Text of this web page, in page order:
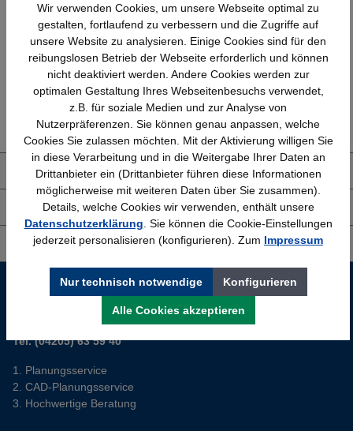
Schnelle Lieferung
Bundesweit
Topmarken
Faire Preise
Erfahrung
Bewährt seit 1958
Kostenlose Beratung
Über uns
Shop Service
Informationen
Service-Hotline
Sie planen ein neues Büro? Wir helfen Ihnen kostenlos dabei.
Tel. (04205) 63 59 40
Planungsservice
CAD-Planungsservice
Hochwertige Beratung
Wir verwenden Cookies, um unsere Webseite optimal zu
gestalten, fortlaufend zu verbessern und die Zugriffe auf
unsere Website zu analysieren. Einige Cookies sind für den
reibungslosen Betrieb der Webseite erforderlich und können
nicht deaktiviert werden. Andere Cookies werden zur
optimalen Gestaltung Ihres Webseitenbesuchs verwendet,
z.B. für soziale Medien und zur Analyse von
Nutzerpräferenzen. Sie können genau anpassen, welche
Cookies Sie zulassen möchten. Mit der Aktivierung willigen Sie
in diese Verarbeitung und in die Weitergabe Ihrer Daten an
Drittanbieter ein (Drittanbieter führen diese Informationen
möglicherweise mit weiteren Daten über Sie zusammen).
Details, welche Cookies wir verwenden, enthält unsere
Datenschutzerklärung . Sie können die Cookie-Einstellungen
jederzeit personalisieren (konfigurieren). Zum Impressum
Nur technisch notwendige Konfigurieren
Alle Cookies akzeptieren